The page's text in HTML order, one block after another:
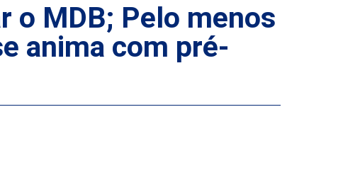
o MDB; Pelo menos
anima com pré-